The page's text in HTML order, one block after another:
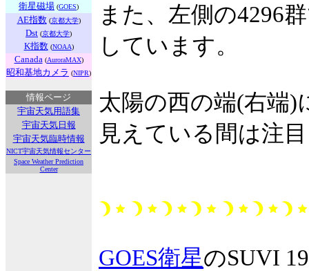
衛星磁場 (GOES)
AE指数(京都大学)
Dst (京都大学)
K指数(NOAA)
Canada (AuroraMAX)
昭和基地カメラ (NIPR)
情報ページ
宇宙天気用語集
宇宙天気日報
宇宙天気臨時情報
NICT宇宙天気情報センター
Space Weather Prediction
Center
また、左側の4296
しています。
太陽の西の端(右端
見えている間は注
GOES衛星のSUVI